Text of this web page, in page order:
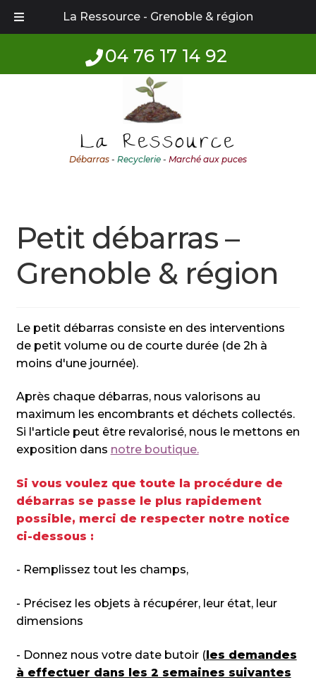
La Ressource - Grenoble & région
04 76 17 14 92
La Ressource
Débarras - Recyclerie - Marché aux puces
Petit débarras –
Grenoble & région
Le petit débarras consiste en des interventions
de petit volume ou de courte durée (de 2h à
moins d'une journée).
Après chaque débarras, nous valorisons au
maximum les encombrants et déchets collectés.
Si l'article peut être revalorisé, nous le mettons en
exposition dans notre boutique.
Si vous voulez que toute la procédure de
débarras se passe le plus rapidement
possible, merci de respecter notre notice
ci-dessous :
- Remplissez tout les champs,
- Précisez les objets à récupérer, leur état, leur
dimensions
- Donnez nous votre date butoir (les demandes
à effectuer dans les 2 semaines suivantes